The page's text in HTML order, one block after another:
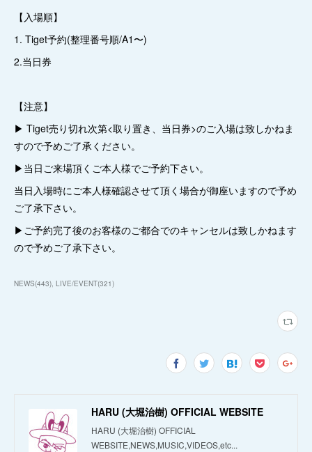
【入場順】
1. Tiget予約(整理番号順/A1〜)
2.当日券
【注意】
▶︎ Tiget売り切れ次第<取り置き、当日券>のご入場は致しかねま
すので予めご了承ください。
▶︎当日ご来場頂くご本人様でご予約下さい。
当日入場時にご本人様確認させて頂く場合が御座いますので予め
ご了承下さい。
▶︎ご予約完了後のお客様のご都合でのキャンセルは致しかねます
ので予めご了承下さい。
NEWS(443) LIVE/EVENT(321)
HARU (大堀治樹) OFFICIAL WEBSITE
HARU (大堀治樹) OFFICIAL
WEBSITE,NEWS,MUSIC,VIDEOS,etc...